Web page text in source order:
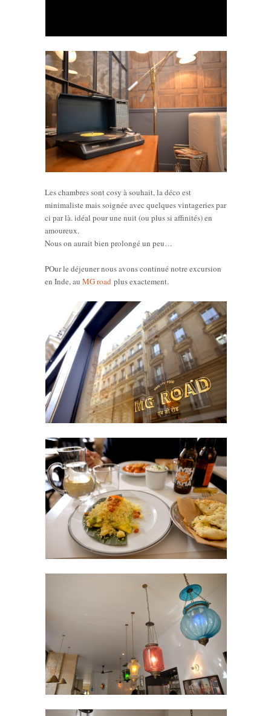
Les chambres sont cosy à souhait, la déco est
minimaliste mais soignée avec quelques vintageries par
ci par là. idéal pour une nuit (ou plus si affinités) en
amoureux.
Nous on aurait bien prolongé un peu…
POur le déjeuner nous avons continué notre excursion
en Inde, au MG road plus exactement.